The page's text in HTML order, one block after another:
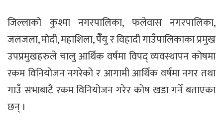
जिल्लाको कुश्मा नगरपालिका, फलेवास नगरपालिका,
जलजला, मोदी, महाशिला, पैंँयु र विहादी गाउँपालिकाका प्रमुख
उपप्रमुखहरुले चालु आर्थिक वर्षमा विपद् व्यवस्थापन कोषमा
रकम विनियोजन नगरेको र आगामी आर्थिक वर्षमा नगर तथा
गाउँ सभाबाटै रकम विनियोजन गरेर कोष खडा गर्ने बताएका
छन् ।